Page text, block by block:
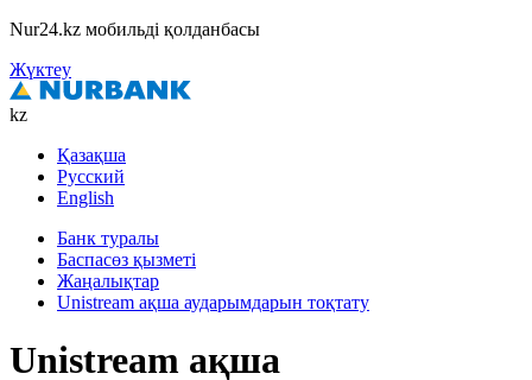
Nur24.kz мобильді қолданбасы
Жүктеу
kz
Қазақша
Русский
English
Банк туралы
Баспасөз қызметі
Жаңалықтар
Unistream ақша аударымдарын тоқтату
Unistream ақша